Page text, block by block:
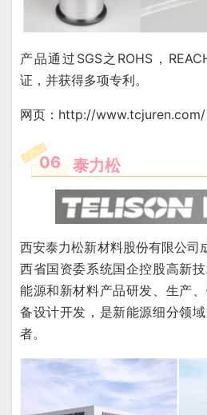
产品通过SGS之ROHS，
证，并获得多项专利。
网页：http://www.tcjuren.com/
06 泰力松
西安泰力松新材料股份有限公司
西省国资委系统国企控股高新
能源和新材料产品研发、生产
备设计开发，是新能源细分领
者。